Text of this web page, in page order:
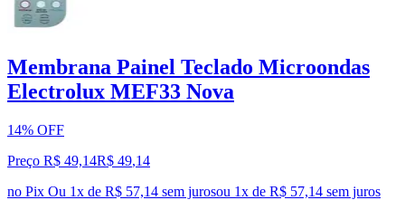
Membrana Painel Teclado Microondas
Electrolux MEF33 Nova
14% OFF
Preço R$ 49,14R$ 49,14
no Pix Ou 1x de R$ 57,14 sem jurosou 1x de R$ 57,14 sem juros